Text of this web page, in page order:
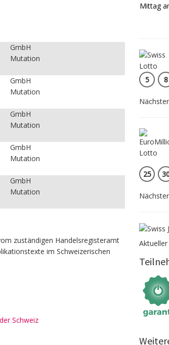
GmbH
Mutation
GmbH
Mutation
GmbH
Mutation
GmbH
Mutation
GmbH
Mutation
zuständigen Handelsregisteramt
im Schweizerischen
Schweiz
Mittag
5 8
25